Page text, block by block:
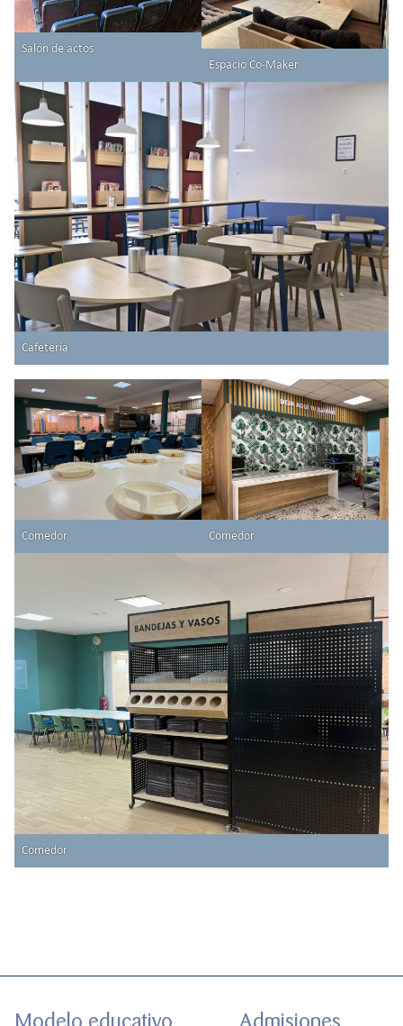
Salón de actos
Espacio Co-Maker
Cafetería
Comedor Comedor
Comedor